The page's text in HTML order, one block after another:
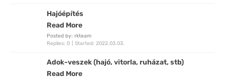
Hajóépítés
Read More
Posted by: rkteam
Replies: 0
Started: 2022.03.03.
Adok-veszek (hajó, vitorla, ruházat, stb)
Read More